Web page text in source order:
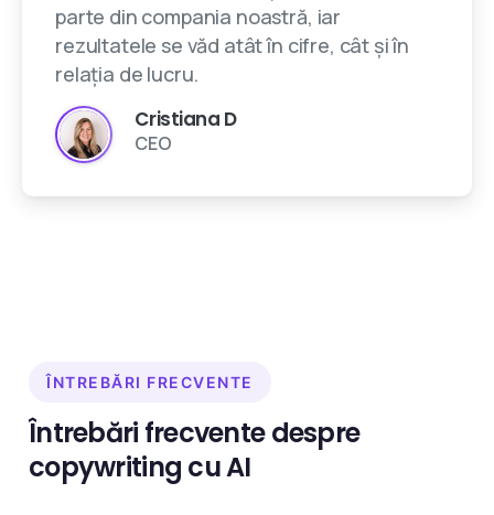
parte din compania noastră, iar
rezultatele se văd atât în cifre, cât și în
relația de lucru.
Cristiana D
CEO
ÎNTREBĂRI FRECVENTE
Întrebări frecvente despre
copywriting cu AI